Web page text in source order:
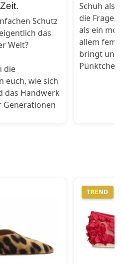
Schutz
das
Welt?
die
euch, wie sich
das Handwerk
Generationen
Schuh als
die Frage,
als ein
allem
bringt und
TREND